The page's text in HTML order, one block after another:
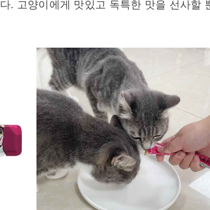
. 고양이에게 맛있고 독특한 맛을 선사할